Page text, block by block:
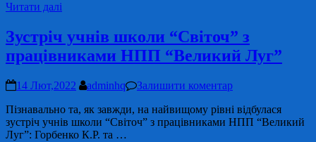
Читати далі
Зустріч учнів школи “Світоч” з
працівниками НПП “Великий Луг”
14 Лют,2022 adminhq
Залишити коментар
Пізнавально та, як завжди, на найвищому рівні відбулася
зустріч учнів школи “Світоч” з працівниками НПП “Великий
Луг”: Горбенко К.Р. та …